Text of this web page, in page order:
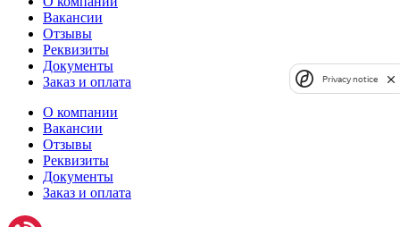
Вакансии
Отзывы
Реквизиты
Документы
Заказ и оплата
О компании
Вакансии
Отзывы
Реквизиты
Документы
Заказ и оплата
Privacy notice